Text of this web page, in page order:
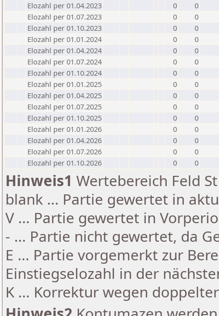
Elozahl per 01.04.2023
0
0
Elozahl per 01.07.2023
0
0
Elozahl per 01.10.2023
0
0
Elozahl per 01.01.2024
0
0
Elozahl per 01.04.2024
0
0
Elozahl per 01.07.2024
0
0
Elozahl per 01.10.2024
0
0
Elozahl per 01.01.2025
0
0
Elozahl per 01.04.2025
0
0
Elozahl per 01.07.2025
0
0
Elozahl per 01.10.2025
0
0
Elozahl per 01.01.2026
0
0
Elozahl per 01.04.2026
0
0
Elozahl per 01.07.2026
0
0
Elozahl per 01.10.2026
0 0
Hinweis1 Wertebereich Feld
blank ... Partie gewertet in
V ... Partie gewertet in
- ... Partie nicht gewertet, da
E ... Partie vorgemerkt zur
Einstiegselozahl in der
K ... Korrektur wegen